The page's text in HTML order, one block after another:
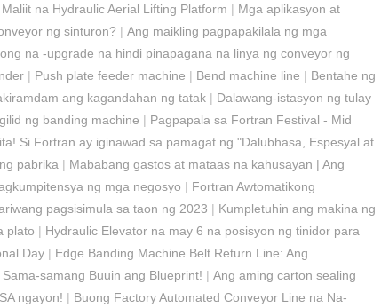
na Hydraulic Aerial Lifting Platform | Mga aplikasyon at
ng sinturon? | Ang maikling pagpapakilala ng mga
na -upgrade na hindi pinapagana na linya ng conveyor ng
| Push plate feeder machine | Bend machine line | Bentahe ng
ang kagandahan ng tatak | Dalawang-istasyon ng tulay
ng banding machine | Pagpapala sa Fortran Festival - Mid
Si Fortran ay iginawad sa pamagat ng "Dalubhasa, Espesyal at
pabrika | Mababang gastos at mataas na kahusayan | Ang
ng mga negosyo | Fortran Awtomatikong
pagsisimula sa taon ng 2023 | Kumpletuhin ang makina ng
plato | Hydraulic Elevator na may 6 na posisyon ng tinidor para
Day | Edge Banding Machine Belt Return Line: Ang
samang Buuin ang Blueprint! | Ang aming carton sealing
ngayon! | Buong Factory Automated Conveyor Line na Na-